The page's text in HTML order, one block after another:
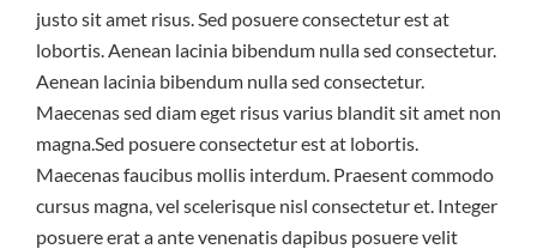
justo sit amet risus. Sed posuere consectetur est at
lobortis. Aenean lacinia bibendum nulla sed consectetur.
Aenean lacinia bibendum nulla sed consectetur.
Maecenas sed diam eget risus varius blandit sit amet non
magna.Sed posuere consectetur est at lobortis.
Maecenas faucibus mollis interdum. Praesent commodo
cursus magna, vel scelerisque nisl consectetur et. Integer
posuere erat a ante venenatis dapibus posuere velit